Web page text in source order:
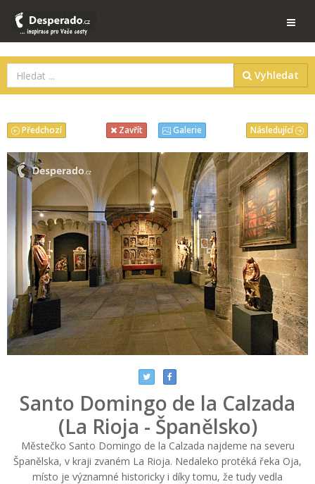
Vyhledat
Následující
Předchozí Zavřít Galerie
Santo Domingo de la Calzada
(La Rioja - Španělsko)
Městečko Santo Domingo de la Calzada najdeme na severu
Španělska, v kraji zvaném La Rioja. Nedaleko protéká řeka Oja,
místo je významné historicky i díky tomu, že tudy vedla